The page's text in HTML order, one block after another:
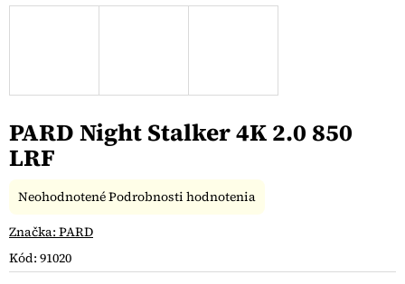
M
PARD Night Stalker 4K 2.0 850
LRF
Kód: 91020
Priemerné
produktu
0,0
NeohodnotenéPodrobnosti hodnotenia
Značka: PARD